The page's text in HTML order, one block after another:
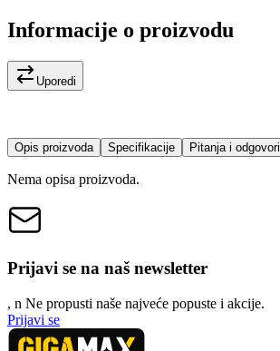
Informacije o proizvodu
Uporedi
Opis proizvoda Specifikacije Pitanja i odgovori
Nema opisa proizvoda.
Prijavi se na naš newsletter
, n Ne propusti naše najveće popuste i akcije.
Prijavi se